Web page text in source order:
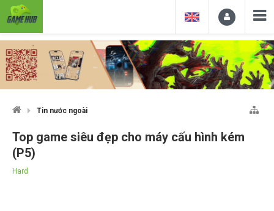
Tin nước ngoài
Top game siêu đẹp cho máy cấu hình kém
(P5)
Hard